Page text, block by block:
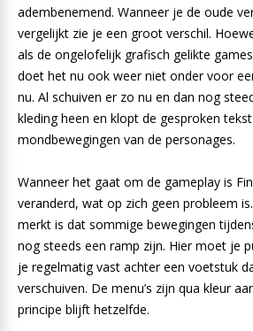
adembenemend. Wanneer je de oude
vergelijkt zie je een groot verschil.
als de ongelofelijk grafisch gelikte
doet het nu ook weer niet onder voor
nu. Al schuiven er zo nu en dan nog
kleding heen en klopt de gesproken
mondbewegingen van de personages.
Wanneer het gaat om de gameplay is
veranderd, wat op zich geen probleem
merkt is dat sommige bewegingen
nog steeds een ramp zijn. Hier moet je
je regelmatig vast achter een voetstuk
verschuiven. De menu’s zijn qua kleur
principe blijft hetzelfde.